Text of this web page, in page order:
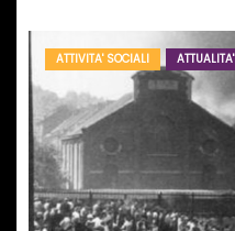
ATTIVITA' SOCIALI ATTUALITA'